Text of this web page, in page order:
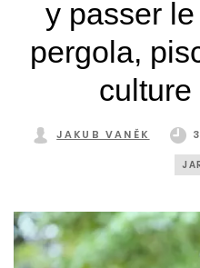
y passer
pergola,
JAKUB VANĚK